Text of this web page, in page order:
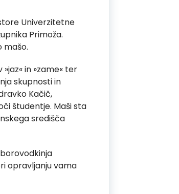
Univerzitetne
Primoža.
mašo.
in »zame« ter
skupnosti in
Kačič,
študentje. Maši sta
središča
opravljanju vama